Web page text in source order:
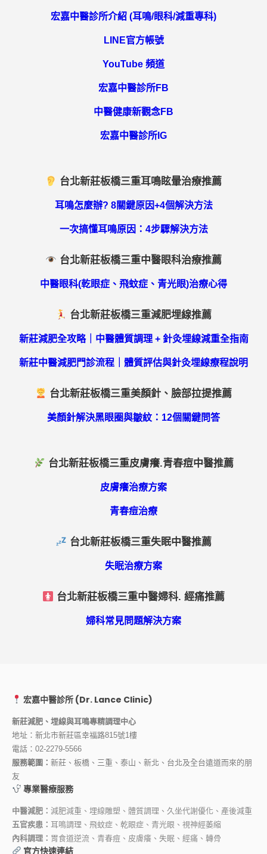
宏嘉中醫診所介紹 (耳鳴/眼科/減重專科)
LINE官方帳號
YouTube 頻道
宏嘉中醫診所FB
中醫健康新觀念FB
宏嘉中醫診所IG
台北新莊板橋三重耳鳴眩暈治療推薦
耳鳴怎麼辦? 8關鍵原因+4個解決方法
一次搞懂耳鳴原因：4步驟解決方法
台北新莊板橋三重中醫眼科治療推薦
中醫眼科(乾眼症、飛蚊症、青光眼)治療心得
台北新莊板橋三重減肥埋線推薦
新莊減肥全攻略｜中醫體質調理 + 針灸埋線減重全指南
新莊中醫減肥門診流程｜體質評估與針灸埋線療程說明
台北新莊板橋三重美顏針、臉部拉提推薦
美顏針解決黑眼圈與皺紋：12個關鍵問答
台北新莊板橋三重皮膚癢.青春痘中醫推薦
皮膚癢治療方案
青春痘治療
台北新莊板橋三重失眠中醫推薦
失眠治療方案
台北新莊板橋三重中醫婦科. 經痛推薦
婦科常見問題解決方案
宏嘉中醫診所 (Dr. Lance Clinic)
新莊減肥、埋線與耳鳴專精調理中心
地址：新北市新莊區幸福路815號1樓
電話： 02-2279-5566
服務範圍： 新莊、板橋、三重、泰山、新北、台北及全台遠道而來的朋
友
專業醫療服務
中醫減肥： 減肥減重、埋線雕塑、體質調理、久坐代謝優化、產後減重
五官疾患： 耳鳴調理、飛蚊症、乾眼症、青光眼、視神經萎縮
內科調理： 胃食道逆流、青春痘、皮膚癢、失眠、經痛、轉骨
官方快速連結